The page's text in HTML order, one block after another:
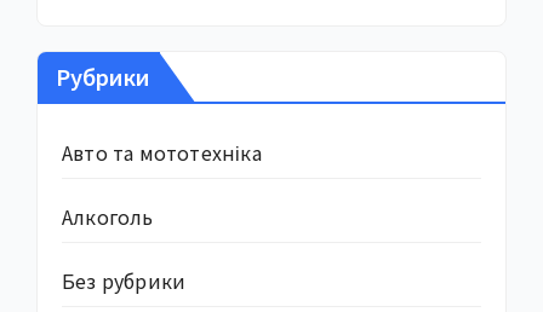
Рубрики
Авто та мототехніка
Алкоголь
Без рубрики